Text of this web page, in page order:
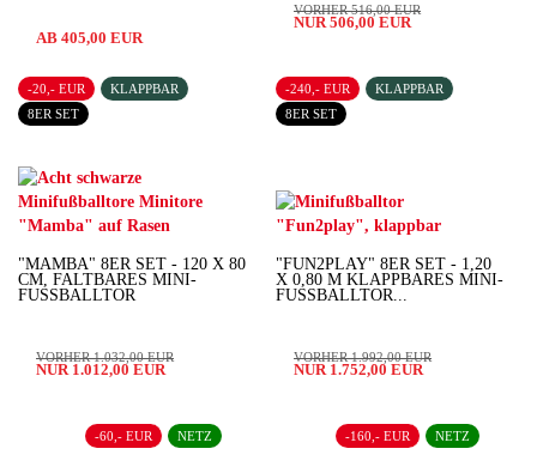
AB 405,00 EUR
VORHER 516,00 EUR
NUR 506,00 EUR
-20,- EUR
KLAPPBAR
8ER SET
"MAMBA" 8ER SET - 120 X 80
CM, FALTBARES MINI-
FUSSBALLTOR
VORHER 1.032,00 EUR
NUR 1.012,00 EUR
-240,- EUR
KLAPPBAR
8ER SET
"FUN2PLAY" 8ER SET - 1,20
X 0,80 M KLAPPBARES MINI-
FUSSBALLTOR...
VORHER 1.992,00 EUR
NUR 1.752,00 EUR
-60,- EUR NETZ -160,- EUR NETZ